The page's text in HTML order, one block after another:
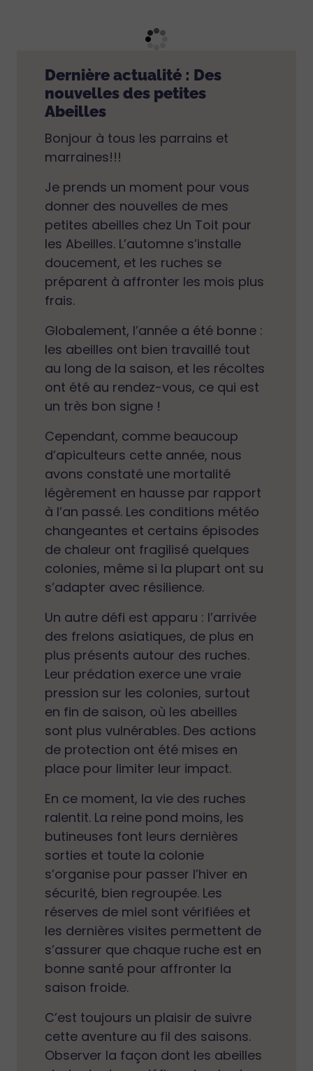
Dernière actualité : Des
nouvelles des petites
Abeilles
Bonjour à tous les parrains et
marraines!!!
Je prends un moment pour vous
donner des nouvelles de mes
petites abeilles chez Un Toit pour
les Abeilles. L’automne s’installe
doucement, et les ruches se
préparent à affronter les mois plus
frais.
Globalement, l’année a été bonne :
les abeilles ont bien travaillé tout
au long de la saison, et les récoltes
ont été au rendez-vous, ce qui est
un très bon signe !
Cependant, comme beaucoup
d’apiculteurs cette année, nous
avons constaté une mortalité
légèrement en hausse par rapport
à l’an passé. Les conditions météo
changeantes et certains épisodes
de chaleur ont fragilisé quelques
colonies, même si la plupart ont su
s’adapter avec résilience.
Un autre défi est apparu : l’arrivée
des frelons asiatiques, de plus en
plus présents autour des ruches.
Leur prédation exerce une vraie
pression sur les colonies, surtout
en fin de saison, où les abeilles
sont plus vulnérables. Des actions
de protection ont été mises en
place pour limiter leur impact.
En ce moment, la vie des ruches
ralentit. La reine pond moins, les
butineuses font leurs dernières
sorties et toute la colonie
s’organise pour passer l’hiver en
sécurité, bien regroupée. Les
réserves de miel sont vérifiées et
les dernières visites permettent de
s’assurer que chaque ruche est en
bonne santé pour affronter la
saison froide.
C’est toujours un plaisir de suivre
cette aventure au fil des saisons.
Observer la façon dont les abeilles